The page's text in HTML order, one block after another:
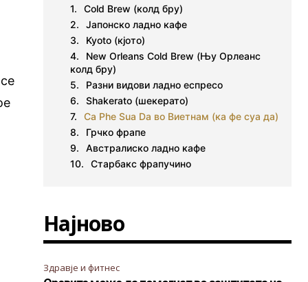
Cold Brew (колд бру)
Јапонско ладно кафе
Kyoto (кјото)
New Orleans Cold Brew (Њу Орлеанс
колд бру)
Разни видови ладно еспресо
Shakerato (шекерато)
Ca Phe Sua Da во Виетнам (ка фе суа да)
Грчко фрапе
Австралиско ладно кафе
Старбакс фрапучино
Најново
Здравје и фитнес